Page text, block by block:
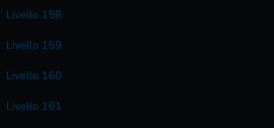
Livello 158
Livello 159
Livello 160
Livello 161